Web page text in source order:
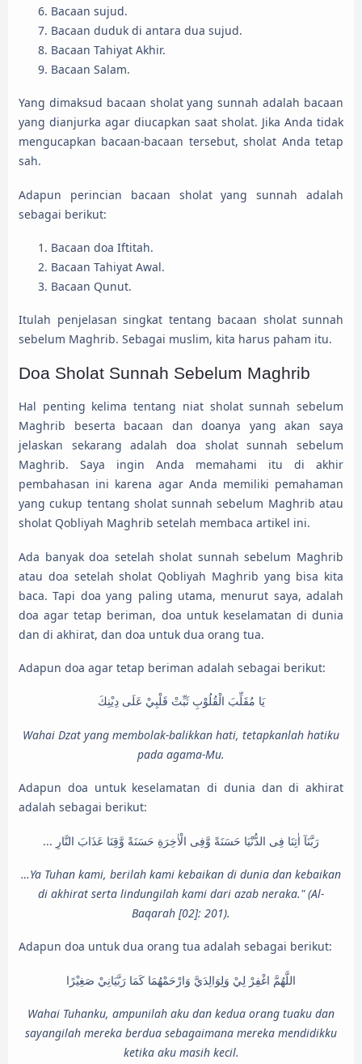
Bacaan sujud.
Bacaan duduk di antara dua sujud.
Bacaan Tahiyat Akhir.
Bacaan Salam.
Yang dimaksud bacaan sholat yang sunnah adalah bacaan
yang dianjurka agar diucapkan saat sholat. Jika Anda tidak
mengucapkan bacaan-bacaan tersebut, sholat Anda tetap
sah.
Adapun perincian bacaan sholat yang sunnah adalah
sebagai berikut:
Bacaan doa Iftitah.
Bacaan Tahiyat Awal.
Bacaan Qunut.
Itulah penjelasan singkat tentang bacaan sholat sunnah
sebelum Maghrib. Sebagai muslim, kita harus paham itu.
Doa Sholat Sunnah Sebelum Maghrib
Hal penting kelima tentang niat sholat sunnah sebelum
Maghrib beserta bacaan dan doanya yang akan saya
jelaskan sekarang adalah doa sholat sunnah sebelum
Maghrib. Saya ingin Anda memahami itu di akhir
pembahasan ini karena agar Anda memiliki pemahaman
yang cukup tentang sholat sunnah sebelum Maghrib atau
sholat Qobliyah Maghrib setelah membaca artikel ini.
Ada banyak doa setelah sholat sunnah sebelum Maghrib
atau doa setelah sholat Qobliyah Maghrib yang bisa kita
baca. Tapi doa yang paling utama, menurut saya, adalah
doa agar tetap beriman, doa untuk keselamatan di dunia
dan di akhirat, dan doa untuk dua orang tua.
Adapun doa agar tetap beriman adalah sebagai berikut:
يَا مُقَلِّبَ الْقُلُوْبِ ثَبِّتْ قَلْبِيْ عَلَى دِيْنِكَ
Wahai Dzat yang membolak-balikkan hati, tetapkanlah hatiku
pada agama-Mu.
Adapun doa untuk keselamatan di dunia dan di akhirat
adalah sebagai berikut:
... رَبَّنَآ اٰتِنَا فِى الدُّنْيَا حَسَنَةً وَّفِى الْاٰخِرَةِ حَسَنَةً وَّقِنَا عَذَابَ النَّارِ
…Ya Tuhan kami, berilah kami kebaikan di dunia dan kebaikan
di akhirat serta lindungilah kami dari azab neraka." (Al-
Baqarah [02]: 201).
Adapun doa untuk dua orang tua adalah sebagai berikut:
اللَّهُمَّ اغْفِرْ لِيْ وَلِوَالِدَيَّ وَارْحَمْهُمَا كَمَا رَبَّيَانِيْ صَغِيْرًا
Wahai Tuhanku, ampunilah aku dan kedua orang tuaku dan
sayangilah mereka berdua sebagaimana mereka mendidikku
ketika aku masih kecil.